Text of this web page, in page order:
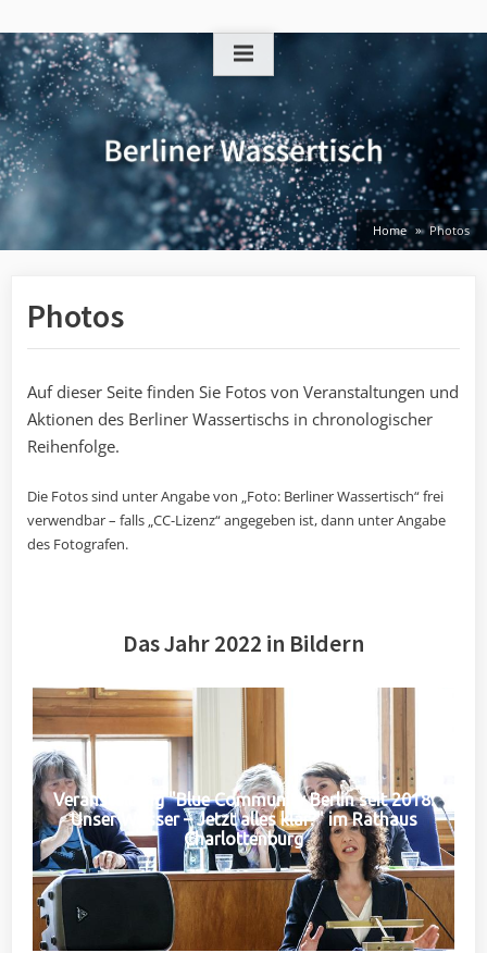
to
content
Home Photos
Photos
Auf dieser Seite finden Sie Fotos von Veranstaltungen und
Aktionen des Berliner Wassertischs in chronologischer
Reihenfolge.
Die Fotos sind unter Angabe von „Foto: Berliner Wassertisch“ frei
verwendbar – falls „CC-Lizenz“ angegeben ist, dann unter Angabe
des Fotografen.
Das Jahr 2022 in Bildern
Veranstaltung "Blue Community Berlin seit 2018:
Unser Wasser – Jetzt alles klar?" im Rathaus
Charlottenburg